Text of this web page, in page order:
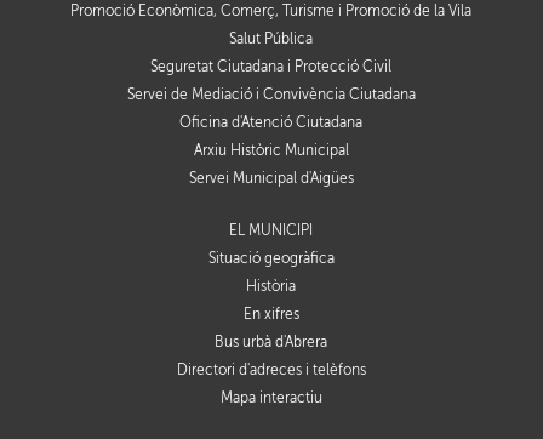
Promoció Econòmica, Comerç, Turisme i Promoció de la Vila
Salut Pública
Seguretat Ciutadana i Protecció Civil
Servei de Mediació i Convivència Ciutadana
Oficina d'Atenció Ciutadana
Arxiu Històric Municipal
Servei Municipal d'Aigües
EL MUNICIPI
Situació geogràfica
Història
En xifres
Bus urbà d'Abrera
Directori d'adreces i telèfons
Mapa interactiu